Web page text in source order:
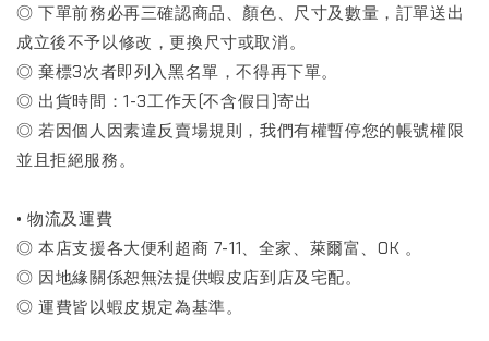
◎ 下單前務必再三確認商品、顏色、尺寸及數量，訂單送出
成立後不予以修改，更換尺寸或取消。
◎ 棄標3次者即列入黑名單，不得再下單。
◎ 出貨時間：1-3工作天(不含假日)寄出
◎ 若因個人因素違反賣場規則，我們有權暫停您的帳號權限
並且拒絕服務。
• 物流及運費
◎ 本店支援各大便利超商 7-11、全家、萊爾富、OK 。
◎ 因地緣關係恕無法提供蝦皮店到店及宅配。
◎ 運費皆以蝦皮規定為基準。